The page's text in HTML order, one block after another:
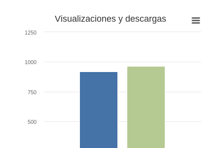
Visualizaciones y descargas
500
750
1000
1250